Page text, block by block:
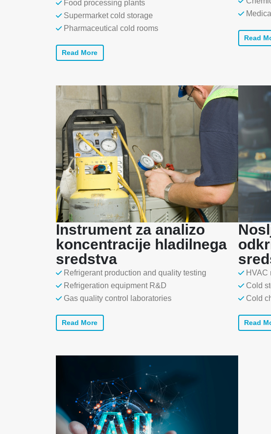
Food processing plants
Supermarket cold storage
Pharmaceutical cold rooms
Read More
Read
Instrument za analizo
koncentracije hladilnega
sredstva
Refrigerant production and quality testing
Refrigeration equipment R&D
Gas quality control laboratories
Read More
HVAC
Cold
Cold
Read